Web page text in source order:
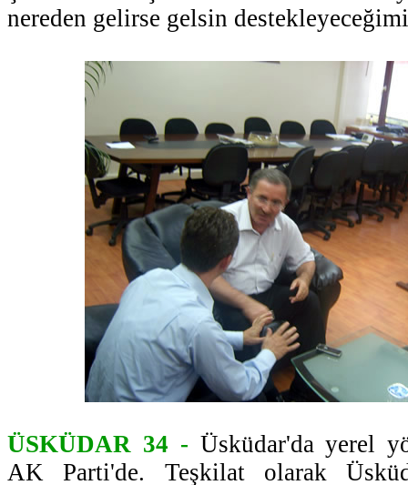
nereden gelirse gelsin
ÜSKÜDAR 34 - Üsküdar'da yerel
AK Parti'de. Teşkilat olarak